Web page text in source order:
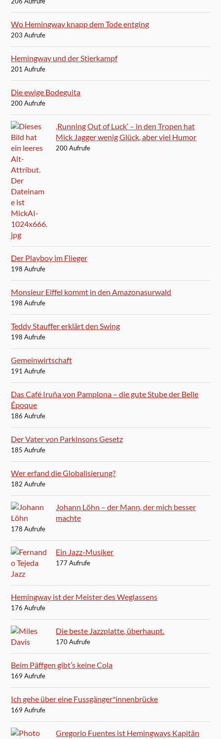
Wo Hemingway knapp dem Tode entging
203 Aufrufe
Hemingway und der Stierkampf
201 Aufrufe
Die ewige Bodeguita
200 Aufrufe
‚Running Out of Luck‘ – in den Tropen hat
Mick Jagger wenig Glück, aber viel Humor
200 Aufrufe
Der Playboy im Flieger
198 Aufrufe
Monsieur Eiffel kommt in den Amazonasurwald
198 Aufrufe
Teddy Stauffer erklärt den Swing
198 Aufrufe
Gemeinwirtschaft
191 Aufrufe
Das Café Iruña von Pamplona – die gute Stube der Belle
Époque
186 Aufrufe
Der Vater von Parkinsons Gesetz
185 Aufrufe
Wer erfand die Globalisierung?
182 Aufrufe
Johann Löhn – der Mann, der mich besser
machte
178 Aufrufe
Ein Jazz-Musiker
177 Aufrufe
Hemingway ist der Meister des Weglassens
176 Aufrufe
Die beste Jazzplatte, überhaupt.
170 Aufrufe
Beim Päffgen gibt’s keine Cola
169 Aufrufe
Ich gehe über eine Fussgänger*innenbrücke
169 Aufrufe
Gregorio Fuentes ist Hemingways Kapitän